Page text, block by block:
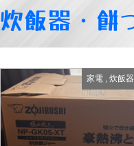
炊飯器・餅
家電, 炊飯